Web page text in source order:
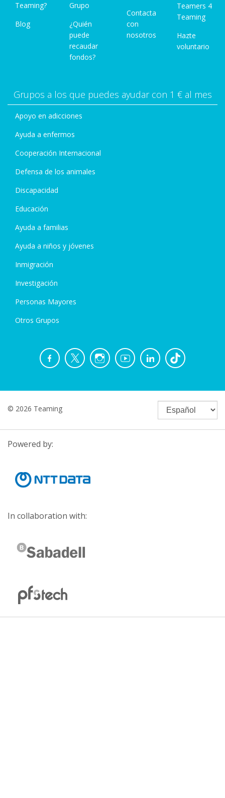
Teaming?
Blog
Grupo
¿Quién
puede
recaudar
fondos?
Contacta
con
nosotros
Teamers 4
Teaming
Hazte
voluntario
Grupos a los que puedes ayudar con 1 € al mes
Apoyo en adicciones
Ayuda a enfermos
Cooperación Internacional
Defensa de los animales
Discapacidad
Educación
Ayuda a familias
Ayuda a niños y jóvenes
Inmigración
Investigación
Personas Mayores
Otros Grupos
© 2026 Teaming
Powered by:
In collaboration with: